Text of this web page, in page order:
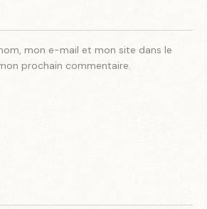
mon e-mail et mon site dans le
prochain commentaire.